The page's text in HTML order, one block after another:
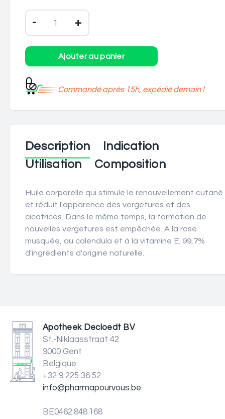
- +
Commandé après 15h, expédié demain !
Description
Indication
Utilisation
Composition
Huile corporelle qui stimule le renouvellement cutané
et réduit l'apparence des vergetures et des
cicatrices. Dans le même temps, la formation de
nouvelles vergetures est empêchée. A la rose
musquée, au calendula et à la vitamine E. 99,7%
d'ingrédients d'origine naturelle.
Apotheek Decloedt BV
St.-Niklaasstraat 42
9000 Gent
Belgique
+32 9 225 36 52
info@pharmapourvous.be
BE0462.848.168